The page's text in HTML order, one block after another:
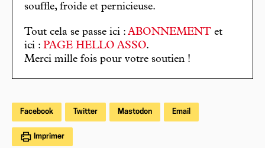
souffle, froide et pernicieuse.
Tout cela se passe ici : ABONNEMENT et
ici : PAGE HELLO ASSO.
Merci mille fois pour votre soutien !
Facebook Twitter Mastodon Email
Imprimer